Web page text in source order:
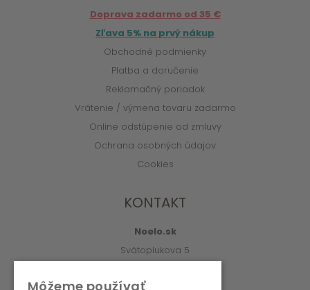
Doprava zadarmo od 35 €
Zľava 5% na prvý nákup
Obchodné podmienky
Platba a doručenie
Reklamačný poriadok
Vrátenie / výmena tovaru zadarmo
Online odstúpenie od zmluvy
Ochrana osobných údajov
Cookies
KONTAKT
Noelo.sk
Svätoplukova 5
Môžeme používať